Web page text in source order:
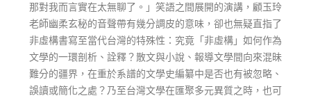
那對我而言實在太無聊了。」笑語之間展開的演講，顧玉玲
老師幽柔玄秘的音聲帶有幾分調皮的意味，卻也無疑直指了
非虛構書寫至當代台灣的特殊性：究竟「非虛構」如何作為
文學的一環剖析、詮釋？散文與小說、報導文學間向來混昧
難分的疆界，在重於系譜的文學史編纂中是否也有被忽略、
誤讀或簡化之處？乃至台灣文學在匯聚多元異質之時，也可